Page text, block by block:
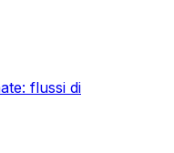
flussi di